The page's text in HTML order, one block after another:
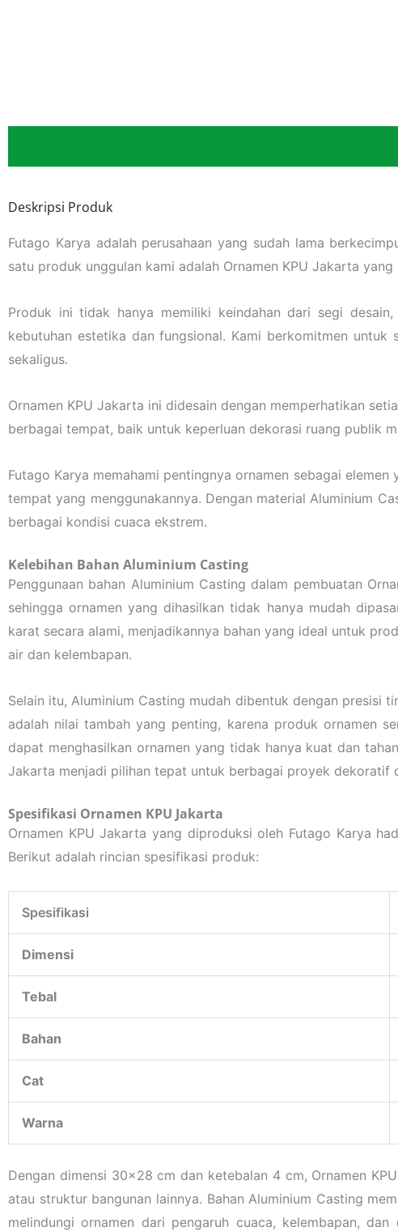
Deskripsi Produk
Futago Karya adalah perusahaan yang sudah lama
satu produk unggulan kami adalah Ornamen KPU Jakarta
Produk ini tidak hanya memiliki keindahan dari segi
kebutuhan estetika dan fungsional. Kami berkomitmen
sekaligus.
Ornamen KPU Jakarta ini didesain dengan memperhatikan
berbagai tempat, baik untuk keperluan dekorasi ruang publik
Futago Karya memahami pentingnya ornamen sebagai
tempat yang menggunakannya. Dengan material Aluminium
berbagai kondisi cuaca ekstrem.
Kelebihan Bahan Aluminium Casting
Penggunaan bahan Aluminium Casting dalam pembuatan
sehingga ornamen yang dihasilkan tidak hanya mudah
karat secara alami, menjadikannya bahan yang ideal untuk
air dan kelembapan.
Selain itu, Aluminium Casting mudah dibentuk dengan presisi
adalah nilai tambah yang penting, karena produk ornamen
dapat menghasilkan ornamen yang tidak hanya kuat dan
Jakarta menjadi pilihan tepat untuk berbagai proyek dekoratif
Spesifikasi Ornamen KPU Jakarta
Ornamen KPU Jakarta yang diproduksi oleh Futago Karya
Berikut adalah rincian spesifikasi produk:
Spesifikasi
Dimensi
Tebal
Bahan
Cat
Warna
Dengan dimensi 30×28 cm dan ketebalan 4 cm, Ornamen
atau struktur bangunan lainnya. Bahan Aluminium Casting
melindungi ornamen dari pengaruh cuaca, kelembapan,